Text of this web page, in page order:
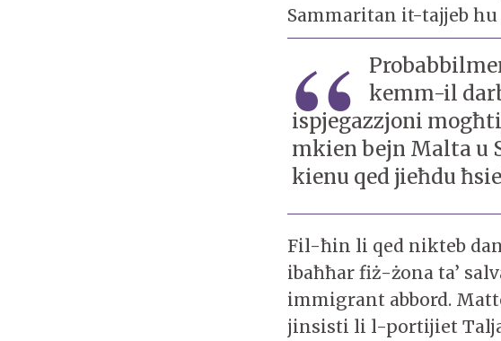
Sammaritan it-tajjeb
kemm-il
ispjegazzjoni
mkien bejn Malta u
kienu qed jieħdu
Fil-ħin li qed nikteb
ibaħħar fiż-żona ta’
immigrant abbord.
jinsisti li l-portijiet